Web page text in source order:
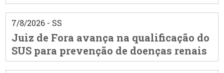
7/8/2026 - SS
Juiz de Fora avança na qualificação do
SUS para prevenção de doenças renais